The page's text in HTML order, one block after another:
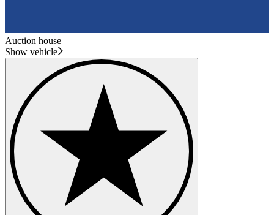
Auction house
Show vehicle